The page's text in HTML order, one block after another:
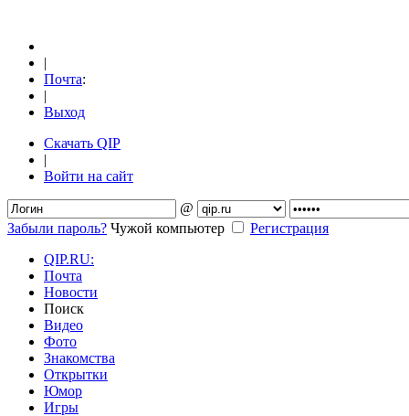
|
Почта:
|
Выход
Скачать QIP
|
Войти на сайт
@
Забыли пароль? Чужой компьютер
Регистрация
QIP.RU:
Почта
Новости
Поиск
Видео
Фото
Знакомства
Открытки
Юмор
Игры